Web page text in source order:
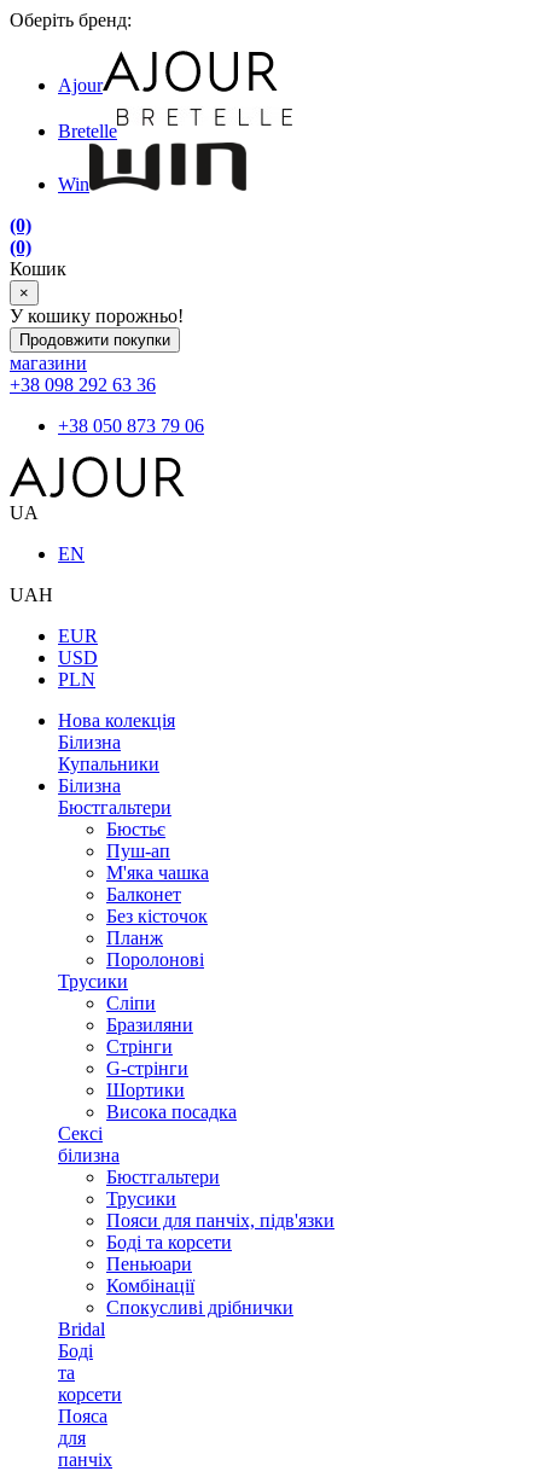
Оберіть бренд:
Ajour
Bretelle
Win
(0)
(0)
Кошик
×
У кошику порожньо!
Продовжити покупки
магазини
+38 098 292 63 36
+38 050 873 79 06
UA
EN
UAH
EUR
USD
PLN
Нова колекція
Білизна
Купальники
Білизна
Бюстгальтери
Бюстьє
Пуш-ап
М'яка чашка
Балконет
Без кісточок
Планж
Поролонові
Трусики
Сліпи
Бразиляни
Стрінги
G-стрінги
Шортики
Висока посадка
Сексі
білизна
Бюстгальтери
Трусики
Пояси для панчіх, підв'язки
Боді та корсети
Пеньюари
Комбінації
Спокусливі дрібнички
Bridal
Боді
та
корсети
Пояса
для
панчіх